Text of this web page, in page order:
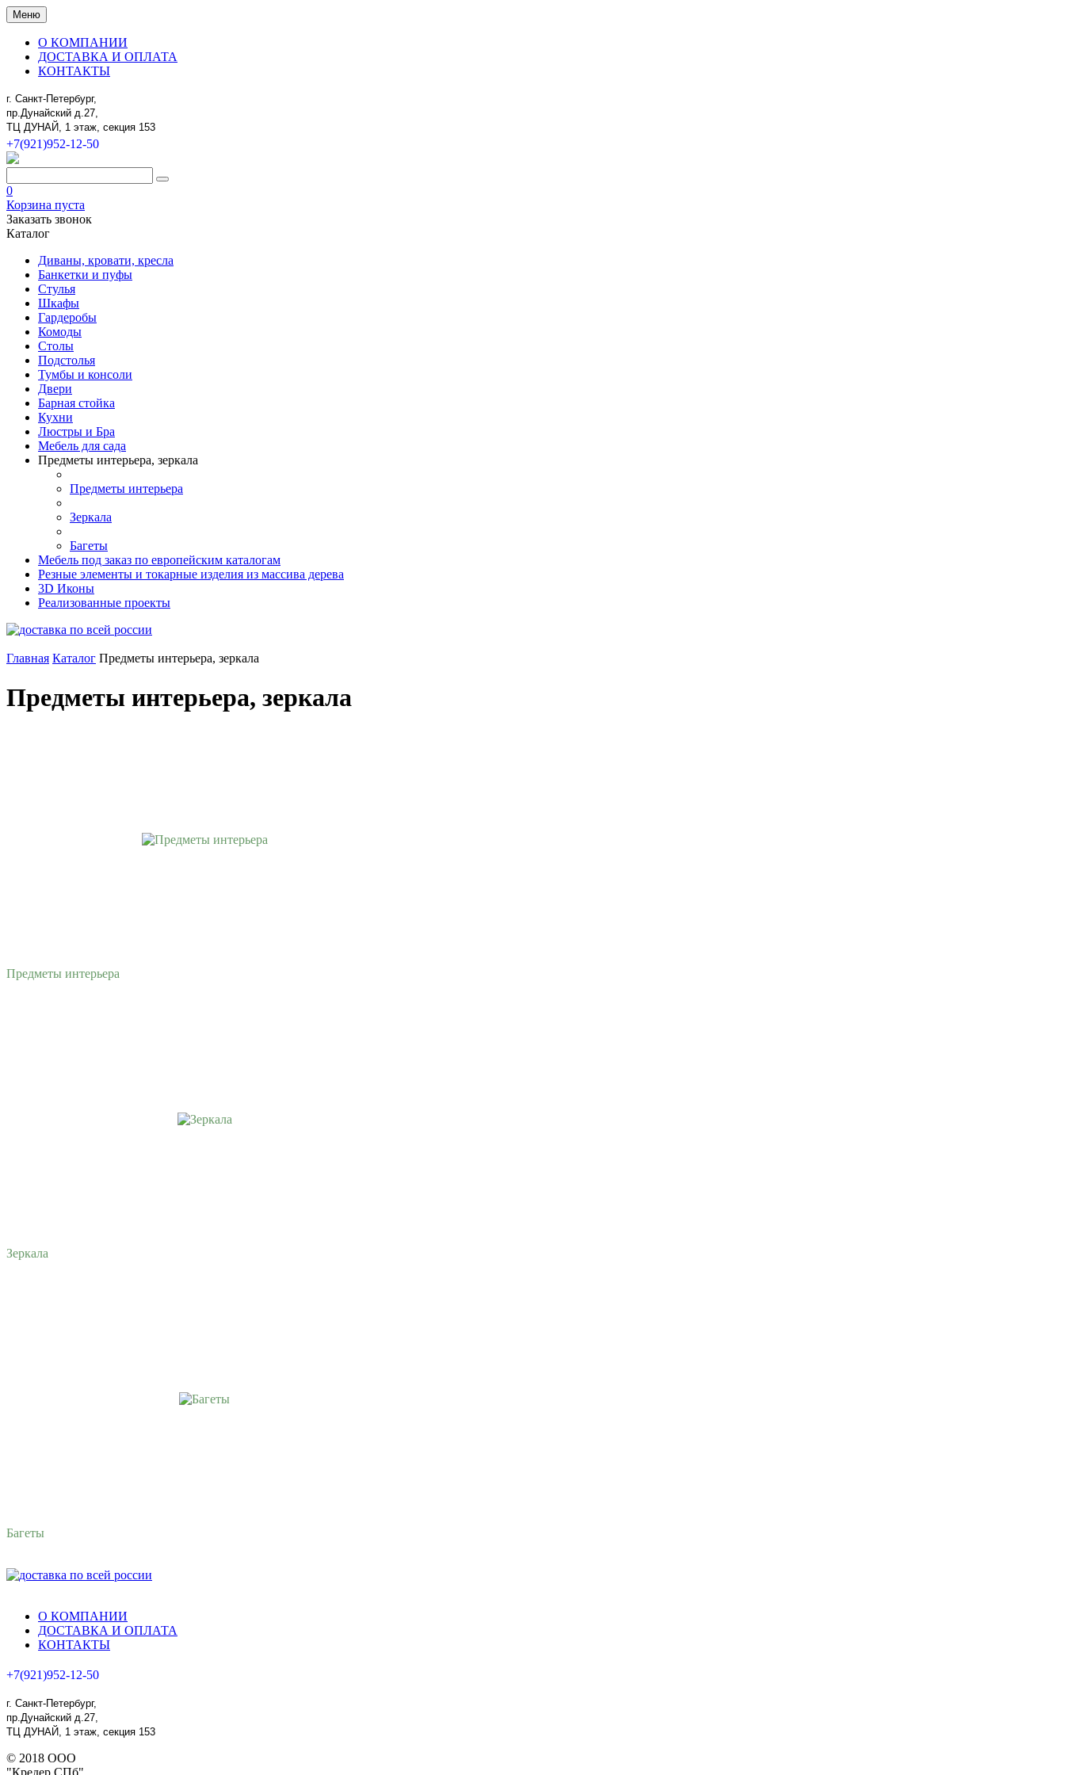
Меню
О КОМПАНИИ
ДОСТАВКА И ОПЛАТА
КОНТАКТЫ
г. Санкт-Петербург,
пр.Дунайский д.27,
ТЦ ДУНАЙ, 1 этаж, секция 153
+7(921)952-12-50
0
Корзина пуста
Заказать звонок
Каталог
Диваны, кровати, кресла
Банкетки и пуфы
Стулья
Шкафы
Гардеробы
Комоды
Столы
Подстолья
Тумбы и консоли
Двери
Барная стойка
Кухни
Люстры и Бра
Мебель для сада
Предметы интерьера, зеркала
Предметы интерьера
Зеркала
Багеты
Мебель под заказ по европейским каталогам
Резные элементы и токарные изделия из массива дерева
3D Иконы
Реализованные проекты
Главная Каталог Предметы интерьера, зеркала
Предметы интерьера, зеркала
Предметы интерьера
Зеркала
Багеты
О КОМПАНИИ
ДОСТАВКА И ОПЛАТА
КОНТАКТЫ
+7(921)952-12-50
г. Санкт-Петербург,
пр.Дунайский д.27,
ТЦ ДУНАЙ, 1 этаж, секция 153
© 2018 ООО
"Кредер СПб"